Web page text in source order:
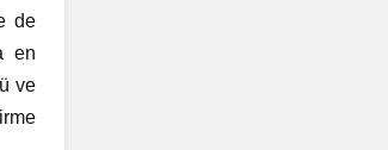
de
en
ve